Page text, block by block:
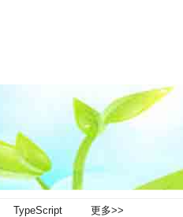
TypeScript 更多>>